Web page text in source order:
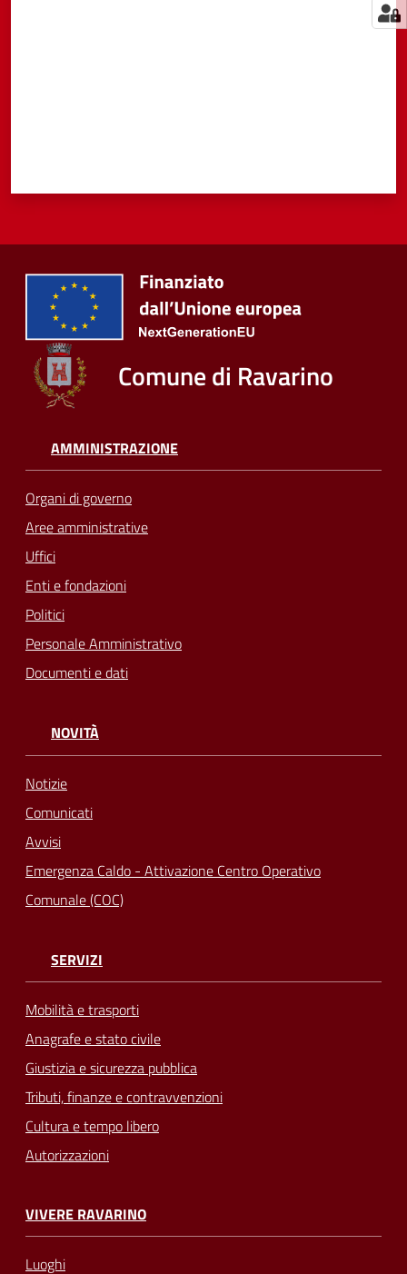
Comune di Ravarino
AMMINISTRAZIONE
Organi di governo
Aree amministrative
Uffici
Enti e fondazioni
Politici
Personale Amministrativo
Documenti e dati
NOVITÀ
Notizie
Comunicati
Avvisi
Emergenza Caldo - Attivazione Centro Operativo
Comunale (COC)
SERVIZI
Mobilità e trasporti
Anagrafe e stato civile
Giustizia e sicurezza pubblica
Tributi, finanze e contravvenzioni
Cultura e tempo libero
Autorizzazioni
VIVERE RAVARINO
Luoghi